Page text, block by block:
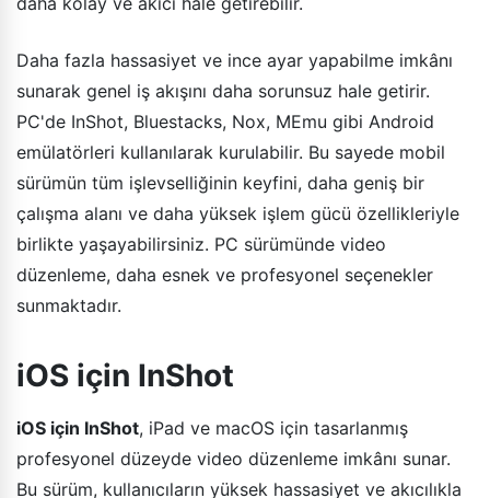
Daha fazla hassasiyet ve ince ayar yapabilme imkânı
sunarak genel iş akışını daha sorunsuz hale getirir.
PC'de InShot, Bluestacks, Nox, MEmu gibi Android
emülatörleri kullanılarak kurulabilir. Bu sayede mobil
sürümün tüm işlevselliğinin keyfini, daha geniş bir
çalışma alanı ve daha yüksek işlem gücü özellikleriyle
birlikte yaşayabilirsiniz. PC sürümünde video
düzenleme, daha esnek ve profesyonel seçenekler
sunmaktadır.
iOS için InShot
iOS için InShot, iPad ve macOS için tasarlanmış
profesyonel düzeyde video düzenleme imkânı sunar.
Bu sürüm, kullanıcıların yüksek hassasiyet ve akıcılıkla